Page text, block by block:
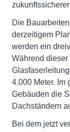
Die
derzeitigem
werden ein
Während
4.000 Meter. Im
Gebäuden die
Dachständern
Bei dem jetzt